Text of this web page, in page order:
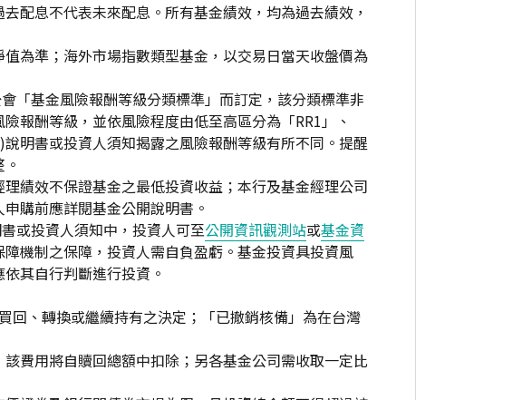
配息不代表未來配息。所有基金績效，均為過去績效，
為準；海外市場指數類型基金，以交易日當天收盤價為
「基金風險報酬等級分類標準」而訂定，該分類標準非
報酬等級，並依風險程度由低至高區分為「RR1」、
說明書或投資人須知揭露之風險報酬等級有所不同。提醒
績效不保證基金之最低投資收益；本行及基金經理公司
購前應詳閱基金公開說明書。
或投資人須知中，投資人可至公開資訊觀測站或基金資
機制之保障，投資人需自負盈虧。基金投資具投資風
其自行判斷進行投資。
、轉換或繼續持有之決定；「已撤銷核備」為在台灣
費用將自贖回總額中扣除；另各基金公司需收取一定比